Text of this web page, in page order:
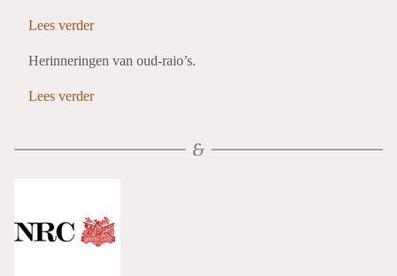
Lees verder
Herinneringen van oud-raio’s.
Lees verder